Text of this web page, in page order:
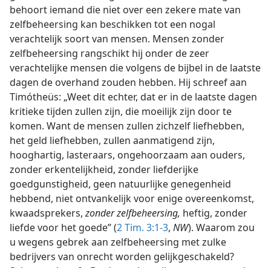
behoort iemand die niet over een zekere mate van
zelfbeheersing kan beschikken tot een nogal
verachtelijk soort van mensen. Mensen zonder
zelfbeheersing rangschikt hij onder de zeer
verachtelijke mensen die volgens de bijbel in de laatste
dagen de overhand zouden hebben. Hij schreef aan
Timótheüs: „Weet dit echter, dat er in de laatste dagen
kritieke tijden zullen zijn, die moeilijk zijn door te
komen. Want de mensen zullen zichzelf liefhebben,
het geld liefhebben, zullen aanmatigend zijn,
hooghartig, lasteraars, ongehoorzaam aan ouders,
zonder erkentelijkheid, zonder liefderijke
goedgunstigheid, geen natuurlijke genegenheid
hebbend, niet ontvankelijk voor enige overeenkomst,
kwaadsprekers,zonder zelfbeheersing, heftig, zonder
liefde voor het goede” (2 Tim. 3:1-3, NW). Waarom zou
u wegens gebrek aan zelfbeheersing met zulke
bedrijvers van onrecht worden gelijkgeschakeld?